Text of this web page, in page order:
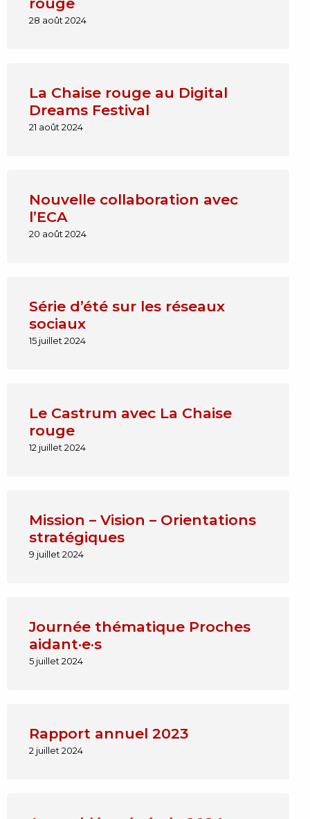
28 août 2024
La Chaise rouge au Digital
Dreams Festival
21 août 2024
Nouvelle collaboration avec
l’ECA
20 août 2024
Série d’été sur les réseaux
sociaux
15 juillet 2024
Le Castrum avec La Chaise
rouge
12 juillet 2024
Mission – Vision – Orientations
stratégiques
9 juillet 2024
Journée thématique Proches
aidant·e·s
5 juillet 2024
Rapport annuel 2023
2 juillet 2024